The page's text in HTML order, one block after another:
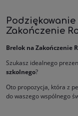
Zakończenie
Brelok na Zakończenie
Szukasz idealnego
szkolnego?
Oto propozycja, która z
do waszego wspólnego